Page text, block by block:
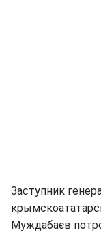
Заступник
Муждабаєв